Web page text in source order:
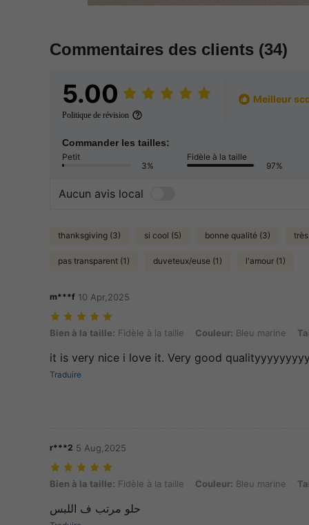
Commentaires des clients (34)
5.00
Politique de révision
Meilleur
Commander les tailles:
Petit
3%
Fidèle à la taille
97%
Aucun avis local
thanksgiving (3) si cool (5) bonne qualité (3)
pas transparent (1) duveteux/euse (1) l'amour (1)
m***f 10 Apr,2025
Bien à la taille: Fidèle à la taille, Couleur: Bleu marine, Taille: 5Y
Bien à la taille: Fidèle à la taille Couleur: Bleu marine
it is very nice i love it. Very good
Traduire
r***2 5 Aug,2025
Bien à la taille: Fidèle à la taille, Couleur: Bleu marine, Taille: 4Y
Bien à la taille: Fidèle à la taille Couleur: Bleu marine
حلو مرتب ف اللبس